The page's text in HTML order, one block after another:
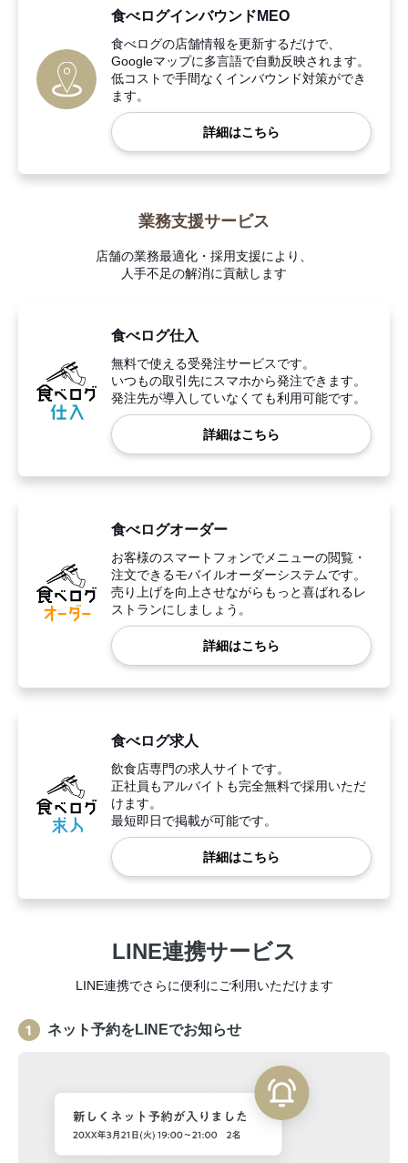
食べログインバウンドMEO
食べログの店舗情報を更新するだけで、
Googleマップに多言語で自動反映されます。
低コストで手間なくインバウンド対策ができ
ます。
詳細はこちら
業務支援サービス
店舗の業務最適化・採用支援により、
人手不足の解消に貢献します
食べログ仕入
無料で使える受発注サービスです。
いつもの取引先にスマホから発注できます。
発注先が導入していなくても利用可能です。
詳細はこちら
食べログオーダー
お客様のスマートフォンでメニューの閲覧・
注文できるモバイルオーダーシステムです。
売り上げを向上させながらもっと喜ばれるレ
ストランにしましょう。
詳細はこちら
食べログ求人
飲食店専門の求人サイトです。
正社員もアルバイトも完全無料で採用いただ
けます。
最短即日で掲載が可能です。
詳細はこちら
LINE連携サービス
LINE連携でさらに便利にご利用いただけます
ネット予約をLINEでお知らせ